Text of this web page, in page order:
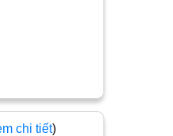
chi tiết)